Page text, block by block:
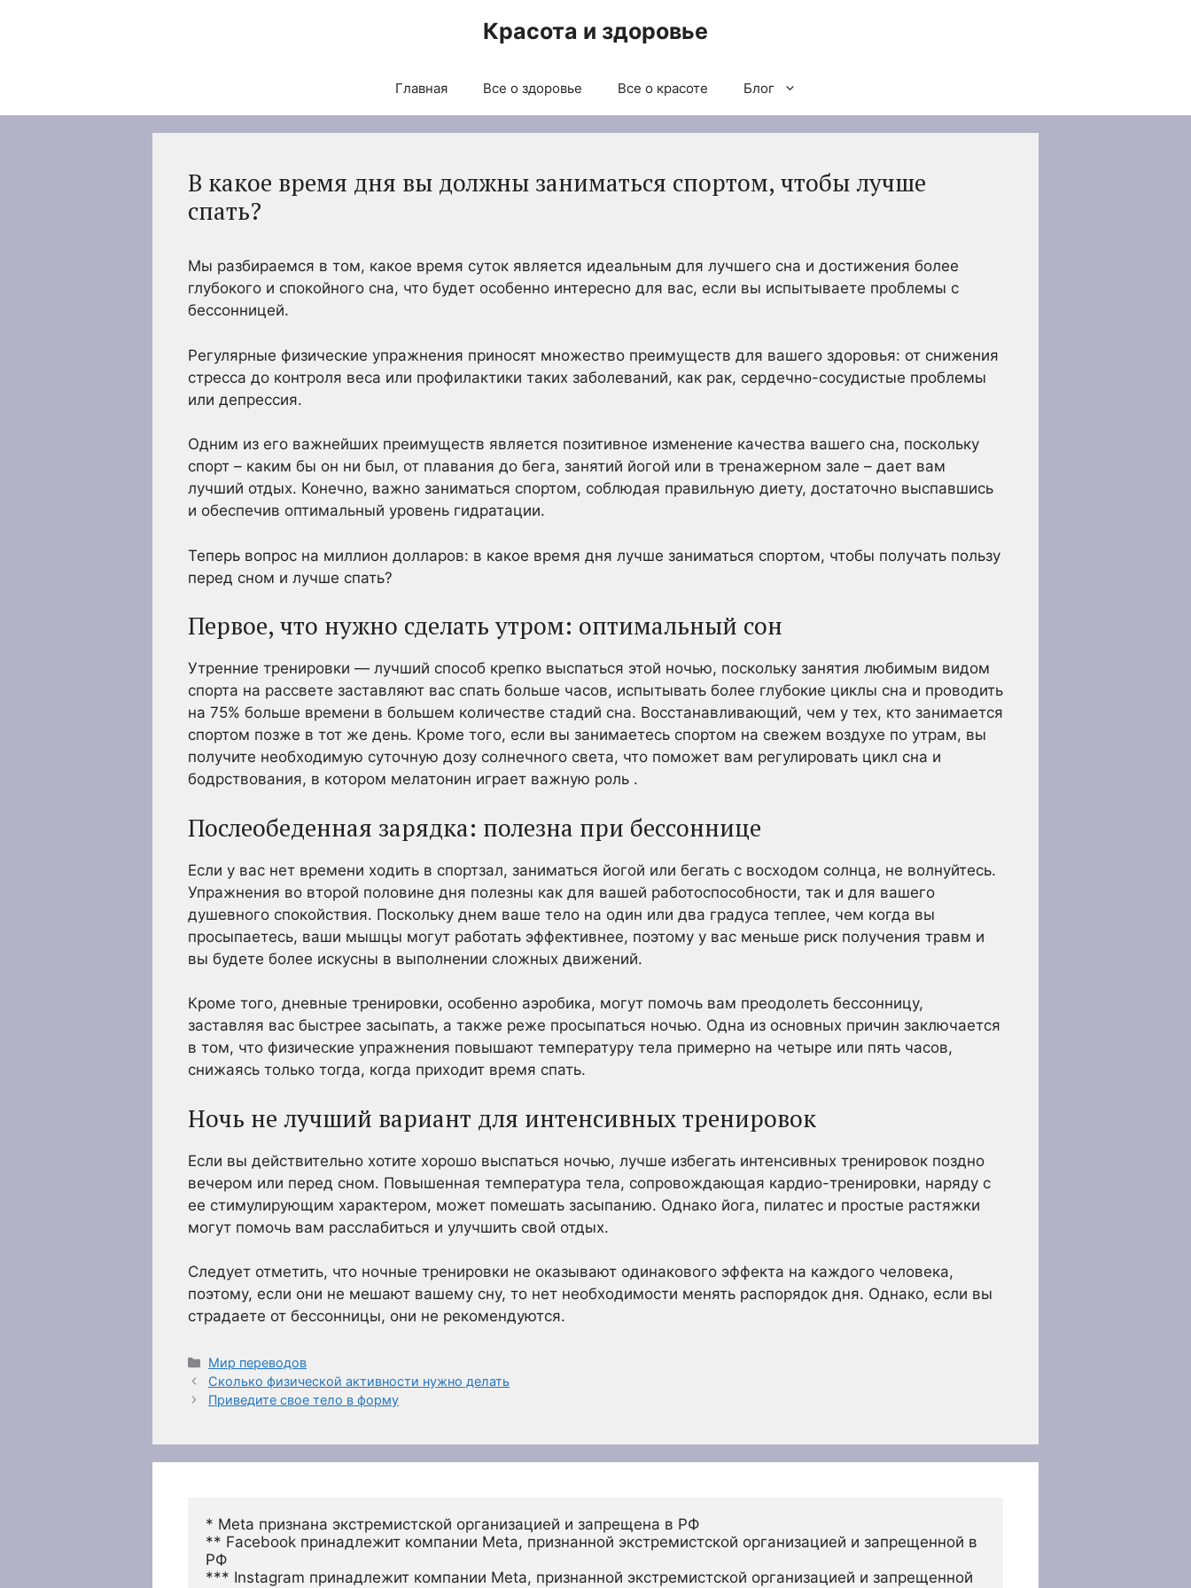
Красота и здоровье
Главная Все о здоровье Все о красоте Блог
В какое время дня вы должны заниматься спортом, чтобы лучше
спать?
Мы разбираемся в том, какое время суток является идеальным для лучшего сна и достижения более
глубокого и спокойного сна, что будет особенно интересно для вас, если вы испытываете проблемы с
бессонницей.
Регулярные физические упражнения приносят множество преимуществ для вашего здоровья: от снижения
стресса до контроля веса или профилактики таких заболеваний, как рак, сердечно-сосудистые проблемы
или депрессия.
Одним из его важнейших преимуществ является позитивное изменение качества вашего сна, поскольку
спорт – каким бы он ни был, от плавания до бега, занятий йогой или в тренажерном зале – дает вам
лучший отдых. Конечно, важно заниматься спортом, соблюдая правильную диету, достаточно выспавшись
и обеспечив оптимальный уровень гидратации.
Теперь вопрос на миллион долларов: в какое время дня лучше заниматься спортом, чтобы получать пользу
перед сном и лучше спать?
Первое, что нужно сделать утром: оптимальный сон
Утренние тренировки — лучший способ крепко выспаться этой ночью, поскольку занятия любимым видом
спорта на рассвете заставляют вас спать больше часов, испытывать более глубокие циклы сна и проводить
на 75% больше времени в большем количестве стадий сна. Восстанавливающий, чем у тех, кто занимается
спортом позже в тот же день. Кроме того, если вы занимаетесь спортом на свежем воздухе по утрам, вы
получите необходимую суточную дозу солнечного света, что поможет вам регулировать цикл сна и
бодрствования, в котором мелатонин играет важную роль .
Послеобеденная зарядка: полезна при бессоннице
Если у вас нет времени ходить в спортзал, заниматься йогой или бегать с восходом солнца, не волнуйтесь.
Упражнения во второй половине дня полезны как для вашей работоспособности, так и для вашего
душевного спокойствия. Поскольку днем ваше тело на один или два градуса теплее, чем когда вы
просыпаетесь, ваши мышцы могут работать эффективнее, поэтому у вас меньше риск получения травм и
вы будете более искусны в выполнении сложных движений.
Кроме того, дневные тренировки, особенно аэробика, могут помочь вам преодолеть бессонницу,
заставляя вас быстрее засыпать, а также реже просыпаться ночью. Одна из основных причин заключается
в том, что физические упражнения повышают температуру тела примерно на четыре или пять часов,
снижаясь только тогда, когда приходит время спать.
Ночь не лучший вариант для интенсивных тренировок
Если вы действительно хотите хорошо выспаться ночью, лучше избегать интенсивных тренировок поздно
вечером или перед сном. Повышенная температура тела, сопровождающая кардио-тренировки, наряду с
ее стимулирующим характером, может помешать засыпанию. Однако йога, пилатес и простые растяжки
могут помочь вам расслабиться и улучшить свой отдых.
Следует отметить, что ночные тренировки не оказывают одинакового эффекта на каждого человека,
поэтому, если они не мешают вашему сну, то нет необходимости менять распорядок дня. Однако, если вы
страдаете от бессонницы, они не рекомендуются.
Рубрики
Мир переводов
Сколько физической активности нужно делать
Приведите свое тело в форму
* Meta признана экстремистской организацией и запрещена в РФ
** Facebook принадлежит компании Meta, признанной экстремистской организацией и запрещенной в
РФ
*** Instagram принадлежит компании Meta, признанной экстремистской организацией и запрещенной